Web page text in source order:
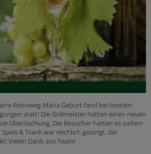
Rennweg-Maria Geburt fand bei bestem
statt! Die Grillmeister hatten einen neuen
Überdachung. Die Besucher hatten es zudem
& Trank war reichlich gesorgt, die
Vielen Dank ans Team!